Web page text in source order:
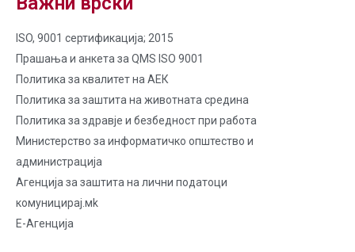
ISO, 9001 сертификација; 2015
Прашања и анкета за QMS ISO 9001
Политика за квалитет на AЕК
Политика за заштита на животната средина
Политика за здравје и безбедност при работа
Министерство за информатичко општество и
администрација
Агенција за заштита на лични податоци
комуницирај.мk
Е-Агенција